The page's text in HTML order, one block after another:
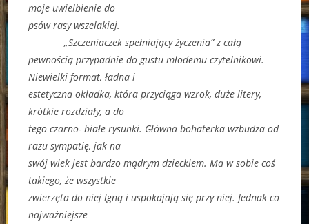
moje uwielbienie do
psów rasy wszelakiej.
„Szczeniaczek spełniający życzenia” z całą
pewnością przypadnie do gustu młodemu czytelnikowi.
Niewielki format, ładna i
estetyczna okładka, która przyciąga wzrok, duże litery,
krótkie rozdziały, a do
tego czarno- białe rysunki. Główna bohaterka wzbudza od
razu sympatię, jak na
swój wiek jest bardzo mądrym dzieckiem. Ma w sobie coś
takiego, że wszystkie
zwierzęta do niej lgną i uspokajają się przy niej. Jednak co
najważniejsze